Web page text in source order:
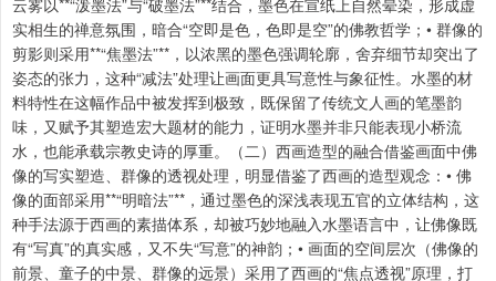
云雾以**“泼墨法”与“破墨法”**结合，墨色在宣纸上自然晕染，形成虚
实相生的禅意氛围，暗合“空即是色，色即是空”的佛教哲学；• 群像的
剪影则采用**“焦墨法”**，以浓黑的墨色强调轮廓，舍弃细节却突出了
姿态的张力，这种“减法”处理让画面更具写意性与象征性。水墨的材
料特性在这幅作品中被发挥到极致，既保留了传统文人画的笔墨韵
味，又赋予其塑造宏大题材的能力，证明水墨并非只能表现小桥流
水，也能承载宗教史诗的厚重。（二）西画造型的融合借鉴画面中佛
像的写实塑造、群像的透视处理，明显借鉴了西画的造型观念：• 佛
像的面部采用**“明暗法”**，通过墨色的深浅表现五官的立体结构，这
种手法源于西画的素描体系，却被巧妙地融入水墨语言中，让佛像既
有“写真”的真实感，又不失“写意”的神韵；• 画面的空间层次（佛像的
前景、童子的中景、群像的远景）采用了西画的“焦点透视”原理，打